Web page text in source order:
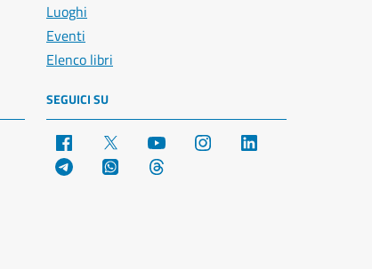
Luoghi
Eventi
Elenco libri
SEGUICI SU
Facebook YouTube Instagram
Telegram WhatsApp